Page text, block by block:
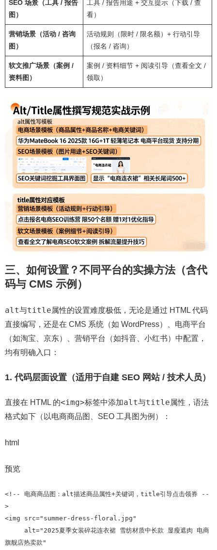
SEO 场景（工具 / 报告
图）
工具 / 报告用途 + 交互提示（下载 / 查
看）
营销场景（活动 / 咨询
图）
活动规则（限时 / 限名额）+ 行动引导
（报名 / 咨询）
软文推广场景（案例 /
资料图）
案例 / 资料细节 + 阅读引导（查看全文 /
领取）
三、如何设置？不同平台的实操方法（含代
码与 CMS 示例）
alt与title属性的设置难度极低，无论是通过 HTML 代码
直接编写，还是在 CMS 系统（如 WordPress）、电商平台
（如淘宝、京东）、营销平台（如抖音、小红书）中配置，
均有明确入口：
1. 代码层面设置（适用于自建 SEO 网站 / 技术人员）
直接在 HTML 的<img>标签中添加alt与title属性，语法
格式如下（以电商商品图、SEO 工具图为例）：
html
预览
<!-- 电商商品图：alt描述商品属性+关键词，title引导点击领券 --
>
<img src="summer-dress-floral.jpg"
旗舰店热卖款"